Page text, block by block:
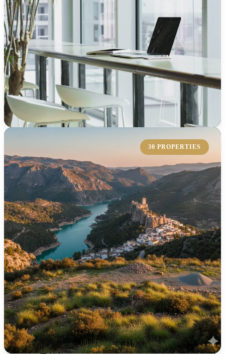
Büro
KOLLEKTION ERKUNDEN
30 PROPERTIES